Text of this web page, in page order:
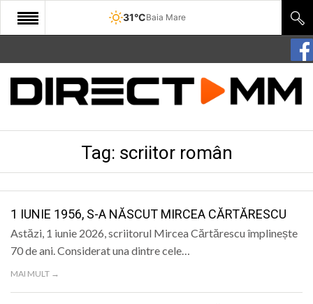
31°CBaia Mare
START
COMUNITATE
SANATATE
SPORT
POLITIC
Tag: scriitor român
1 IUNIE 1956, S-A NĂSCUT MIRCEA CĂRTĂRESCU
Astăzi, 1 iunie 2026, scriitorul Mircea Cărtărescu împlinește
70 de ani. Considerat una dintre cele…
MAI MULT →